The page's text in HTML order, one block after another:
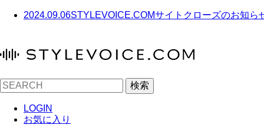
2024.09.06STYLEVOICE.COMサイトクローズのお知ら
検索
LOGIN
お気に入り